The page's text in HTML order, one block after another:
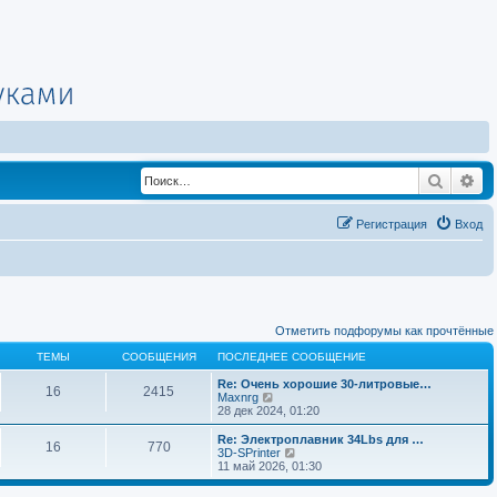
Поиск
Вход
Регистрация
Отметить подфорумы как прочтённые
ТЕМЫ СООБЩЕНИЯ ПОСЛЕДНЕЕ СООБЩЕНИЕ
16 2415
Re: Очень хорошие 30-литровые…
Maxnrg
е
р
е
й
т
к
28 дек 2024, 01:20
16 770
Re: Электроплавник 34Lbs для …
3D-SPrinter
е
р
11 май 2026, 01:30